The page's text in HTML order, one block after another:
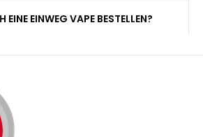
EINE EINWEG VAPE BESTELLEN?